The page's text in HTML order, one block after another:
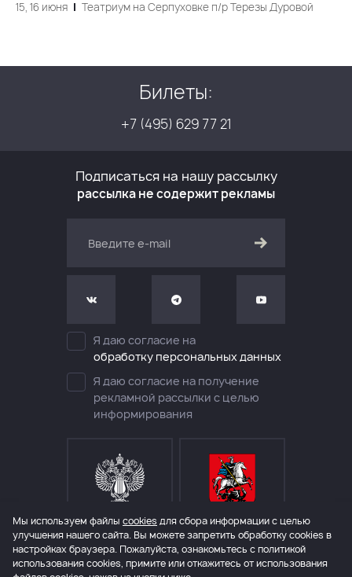
15, 16 июня
Театриум на Серпуховке п/р Терезы Дуровой
Билеты:
+7 (495) 629 77 21
Подписаться на нашу рассылку
рассылка не содержит рекламы
Я даю согласие на
обработку персональных данных
Я даю согласие на получение
рекламной рассылки с целью
информирования
МИНИСТЕРСТВО КУЛЬТУРЫ
РОССИЙСКОЙ ФЕДЕРАЦИИ
ДЕПАРТАМЕНТ КУЛЬТУРЫ
ГОРОДА МОСКВЫ
Мы используем файлы cookies для сбора информации с целью
улучшения нашего сайта. Вы можете запретить обработку сookies в
настройках браузера. Пожалуйста, ознакомьтесь с политикой
использования cookies, примите или откажитесь от использования